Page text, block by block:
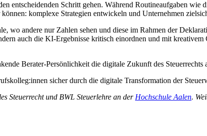
entscheidenden Schritt gehen. Während Routineaufgaben wie
komplexe Strategien entwickeln und Unternehmen
wo andere nur Zahlen sehen und diese im Rahmen der
auch die KI-Ergebnisse kritisch einordnen und mit kreativem
Berater-Persönlichkeit die digitale Zukunft des Steuerrechts
sicher durch die digitale Transformation der
Steuerrecht und BWL Steuerlehre an derHochschule Aalen.